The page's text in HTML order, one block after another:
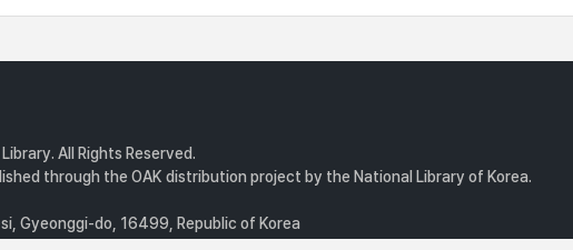
All Rights Reserved.
through the OAK distribution project by the National Library of Korea.
Gyeonggi-do, 16499, Republic of Korea